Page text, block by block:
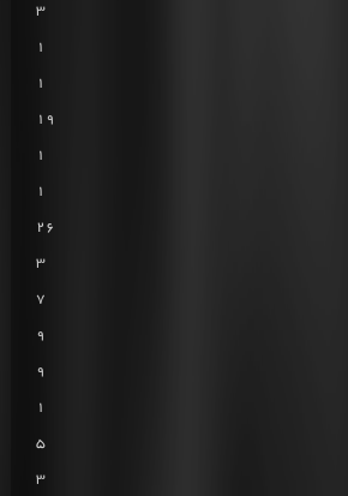
3
1
1
19
1
1
26
3
7
9
9
1
5
3